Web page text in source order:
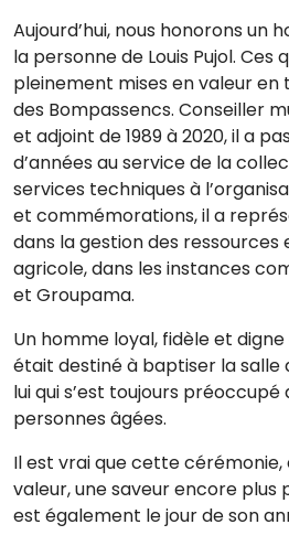
Aujourd’hui, nous honorons un
la personne de Louis Pujol. Ces
pleinement mises en valeur en
des Bompassencs. Conseiller
et adjoint de 1989 à 2020, il a
d’années au service de la
services techniques à
et commémorations, il a
dans la gestion des ressources
agricole, dans les instances
et Groupama.
Un homme loyal, fidèle et
était destiné à baptiser la salle
lui qui s’est toujours préoccupé
personnes âgées.
Il est vrai que cette cérémonie,
valeur, une saveur encore plus
est également le jour de son